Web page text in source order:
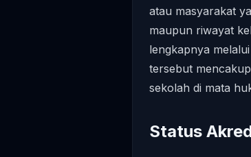
atau masyarakat
maupun riwayat
lengkapnya
tersebut
sekolah di mata
Status